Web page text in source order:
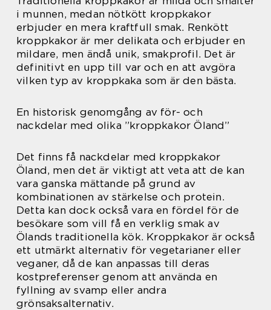
i munnen, medan nötkött kroppkakor
erbjuder en mera kraftfull smak. Renkött
kroppkakor är mer delikata och erbjuder en
mildare, men ändå unik, smakprofil. Det är
definitivt en upp till var och en att avgöra
vilken typ av kroppkaka som är den bästa.
En historisk genomgång av för- och
nackdelar med olika ”kroppkakor Öland”
Det finns få nackdelar med kroppkakor
Öland, men det är viktigt att veta att de kan
vara ganska mättande på grund av
kombinationen av stärkelse och protein.
Detta kan dock också vara en fördel för de
besökare som vill få en verklig smak av
Ölands traditionella kök. Kroppkakor är också
ett utmärkt alternativ för vegetarianer eller
veganer, då de kan anpassas till deras
kostpreferenser genom att använda en
fyllning av svamp eller andra
grönsaksalternativ.